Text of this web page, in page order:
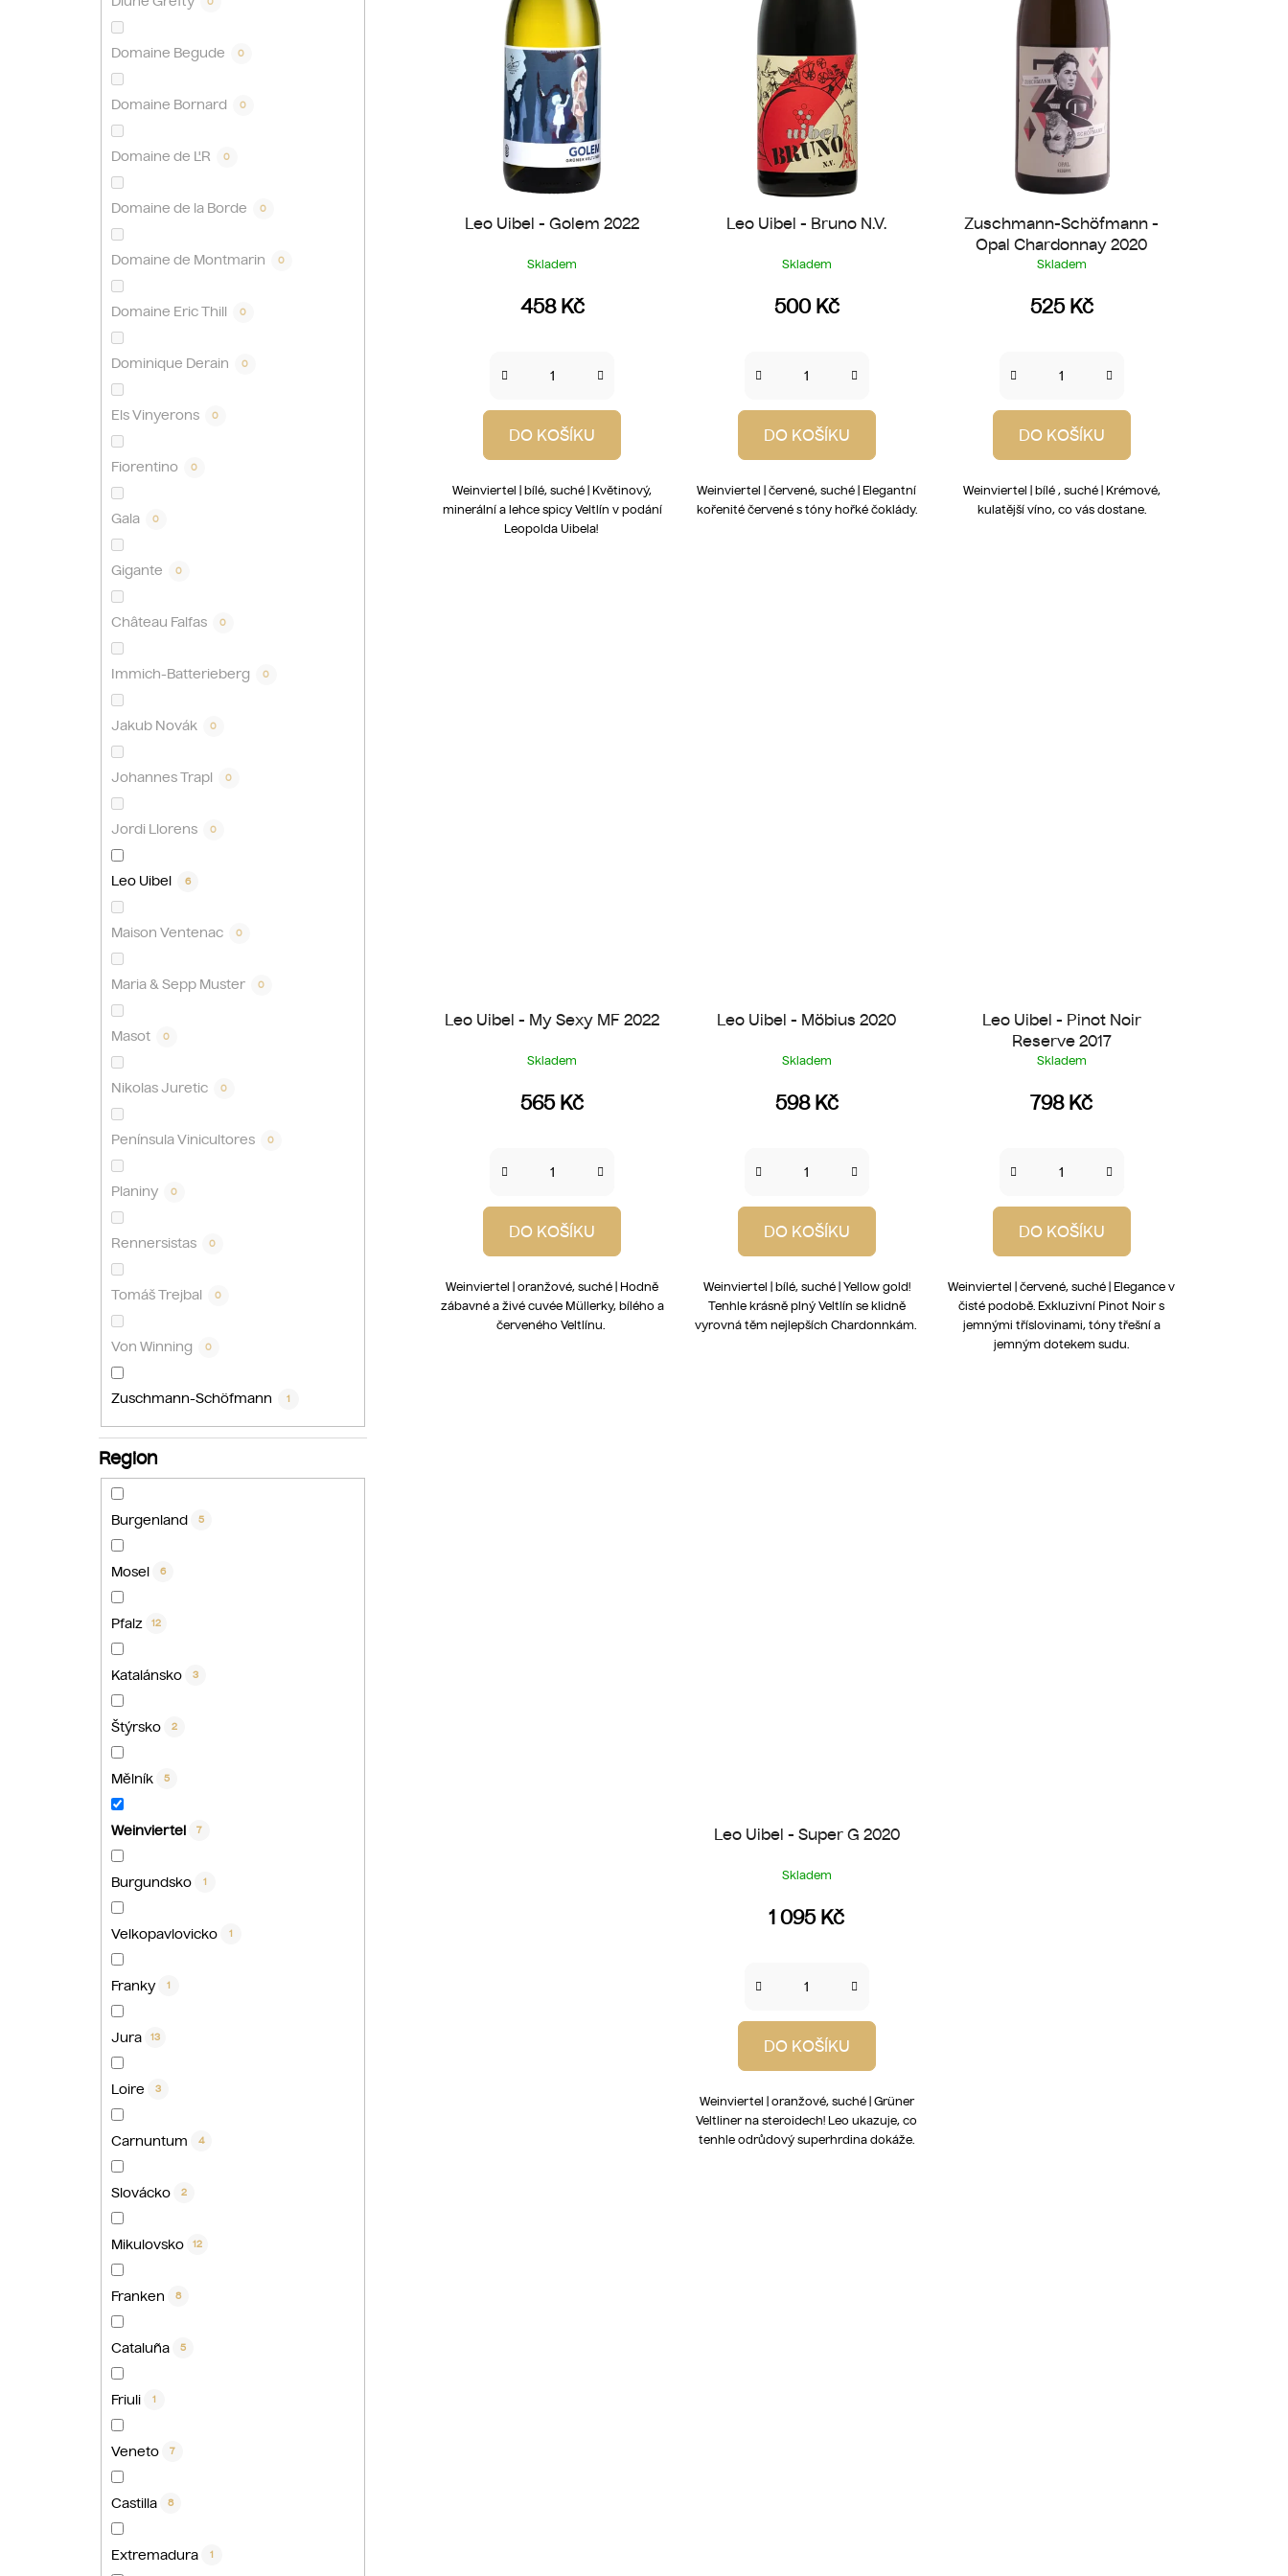
Domaine Begude 0
Domaine Bornard 0
Domaine de L'R 0
Domaine de la Borde 0
Domaine de Montmarin 0
Domaine Eric Thill 0
Dominique Derain 0
Els Vinyerons 0
Fiorentino 0
Gala 0
Gigante 0
Château Falfas 0
Immich-Batterieberg 0
Jakub Novák 0
Johannes Trapl 0
Jordi Llorens 0
Leo Uibel 6
Maison Ventenac 0
Maria & Sepp Muster 0
Masot 0
Nikolas Juretic 0
Península Vinicultores 0
Planiny 0
Rennersistas 0
Tomáš Trejbal 0
Von Winning 0
Zuschmann-Schöfmann 1
Region
Burgenland 5
Mosel 6
Pfalz 12
Katalánsko 3
Štýrsko 2
Mělník 5
Weinviertel 7
Burgundsko 1
Velkopavlovicko 1
Franky 1
Jura 13
Loire 3
Carnuntum 4
Slovácko 2
Mikulovsko 12
Franken 8
Cataluña 5
Friuli 1
Veneto 7
Castilla 8
Extremadura 1
Leo Uibel - Golem 2022
Skladem
458 Kč
DO KOŠÍKU
Weinviertel | bílé, suché | Květinový,
minerální a lehce spicy Veltlín v podání
Leopolda Uibela!
Leo Uibel - Bruno N.V.
Skladem
500 Kč
DO KOŠÍKU
Weinviertel | červené, suché | Elegantní
kořenité červené s tóny hořké čoklády.
Zuschmann-Schöfmann -
Opal Chardonnay 2020
Skladem
525 Kč
DO KOŠÍKU
Weinviertel | bílé , suché | Krémové,
kulatější víno, co vás dostane.
Leo Uibel - My Sexy MF 2022
Skladem
565 Kč
DO KOŠÍKU
Weinviertel | oranžové, suché | Hodně
zábavné a živé cuvée Müllerky, bílého a
červeného Veltlínu.
Leo Uibel - Möbius 2020
Skladem
598 Kč
DO KOŠÍKU
Weinviertel | bílé, suché | Yellow gold!
Tenhle krásně plný Veltlín se klidně
vyrovná těm nejlepších Chardonnkám.
Leo Uibel - Pinot Noir
Reserve 2017
Skladem
798 Kč
DO KOŠÍKU
Weinviertel | červené, suché | Elegance v
čisté podobě. Exkluzivní Pinot Noir s
jemnými tříslovinami, tóny třešní a
jemným dotekem sudu.
Leo Uibel - Super G 2020
Skladem
1 095 Kč
DO KOŠÍKU
Weinviertel | oranžové, suché | Grüner
Veltliner na steroidech! Leo ukazuje, co
tenhle odrůdový superhrdina dokáže.